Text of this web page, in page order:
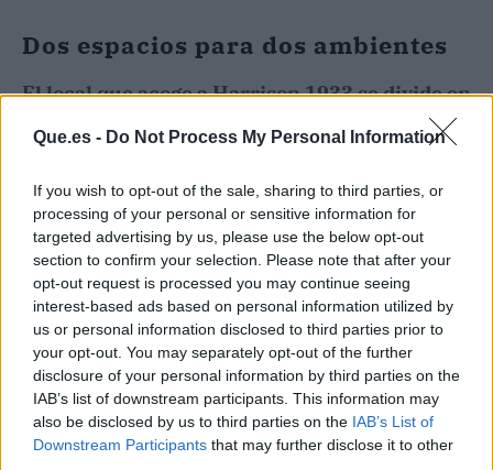
Que.es - Do Not Process My Personal Information
If you wish to opt-out of the sale, sharing to third parties, or
processing of your personal or sensitive information for
targeted advertising by us, please use the below opt-out
section to confirm your selection. Please note that after your
opt-out request is processed you may continue seeing
interest-based ads based on personal information utilized by
us or personal information disclosed to third parties prior to
your opt-out. You may separately opt-out of the further
disclosure of your personal information by third parties on the
IAB’s list of downstream participants. This information may
also be disclosed by us to third parties on the IAB’s List of
Downstream Participants that may further disclose it to other
Dos espacios para dos ambientes
El local que acoge a Harrison 1933 se divide en
sofisticado bar de un hotel en Las Vegas:
lo más importante es la barra, pensada para
que el cliente vea todos y cada uno de los
movimientos del barman. Abajo, el espacio es
más bien parecido al de un loft industrial, con
ladrillo visto, techo de moqueta y dividido en
diferentes espacios –en los que se cuenta con
sesiones de DJ’s y actuaciones en directo– y con
una pequeña sala privada para eventos
especiales.